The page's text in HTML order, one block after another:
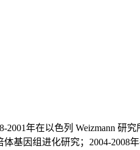
年在以色列 Weizmann 研
基因组进化研究；2004-2008